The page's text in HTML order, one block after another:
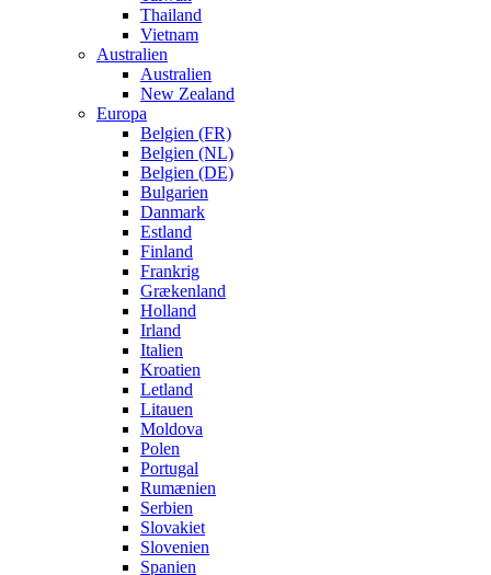
Thailand
Vietnam
Australien
Australien
New Zealand
Europa
Belgien (FR)
Belgien (NL)
Belgien (DE)
Bulgarien
Danmark
Estland
Finland
Frankrig
Grækenland
Holland
Irland
Italien
Kroatien
Letland
Litauen
Moldova
Polen
Portugal
Rumænien
Serbien
Slovakiet
Slovenien
Spanien